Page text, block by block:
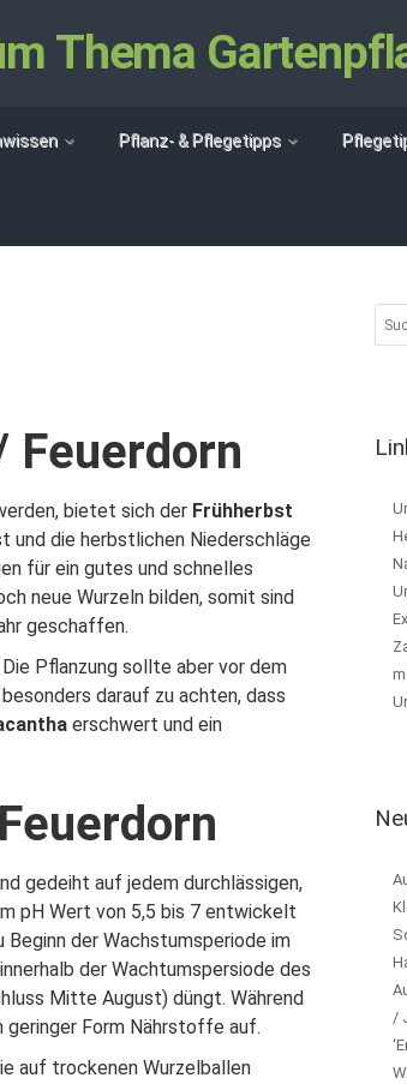
Thema
Pflanz- & Pflegetipps
Feuerdorn
bietet sich der Frühherbst
und die herbstlichen Niederschläge
für ein gutes und schnelles
neue Wurzeln bilden, somit sind
geschaffen.
Die Pflanzung sollte aber vor dem
darauf zu achten, dass
erschwert und ein
gedeiht auf jedem durchlässigen,
pH Wert von 5,5 bis 7 entwickelt
der Wachstumsperiode im
der Wachtumspersiode des
Mitte August) düngt. Während
geringer Form Nährstoffe auf.
auf trockenen Wurzelballen
/